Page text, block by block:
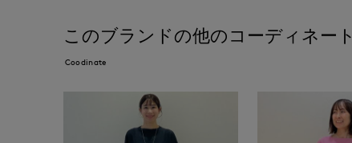
このブランドの他のコーディネート
Coodinate